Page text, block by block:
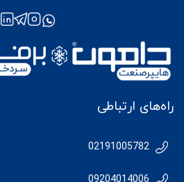
راه‌های ارتباطی
02191005782